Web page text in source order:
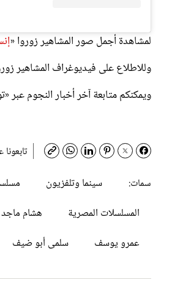
لمشاهدة أجمل صور المشاهير زوروا «
وللاطلاع على فيديوغراف المشاهير
ويمكنكم متابعة آخر أخبار النجوم عبر
سمات:
سينما وتلفزيون
المسلسلات المصرية
هشام ماجد
عمرو يوسف
سلمى أبو ضيف